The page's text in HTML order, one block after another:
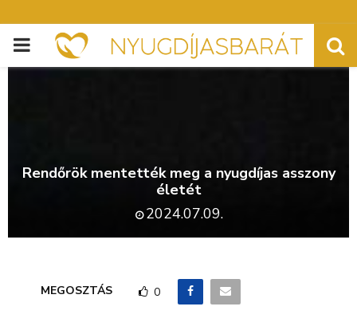
PRIMARY
Rendőrök mentették meg a nyugdíjas asszony
életét
2024.07.09.
MEGOSZTÁS 0